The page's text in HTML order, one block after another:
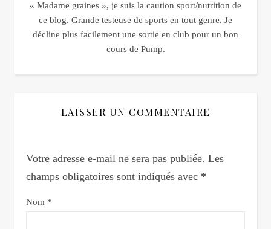
« Madame graines », je suis la caution sport/nutrition de
ce blog. Grande testeuse de sports en tout genre. Je
décline plus facilement une sortie en club pour un bon
cours de Pump.
LAISSER UN COMMENTAIRE
Votre adresse e-mail ne sera pas publiée. Les
champs obligatoires sont indiqués avec *
Nom *